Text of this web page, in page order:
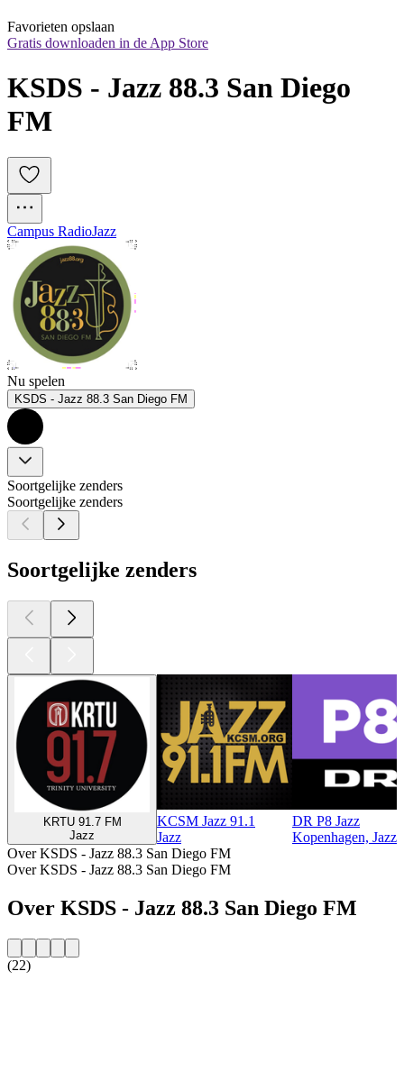
Favorieten opslaan
Gratis downloaden in de App Store
KSDS - Jazz 88.3 San Diego
FM
Campus RadioJazz
Nu spelen
KSDS - Jazz 88.3 San Diego FM
Soortgelijke zenders
Soortgelijke zenders
Soortgelijke zenders
KRTU 91.7 FM
Jazz
KCSM Jazz 91.1
Jazz
DR P8 Jazz
Kopenhagen, Jazz
Over KSDS - Jazz 88.3 San Diego FM
Over KSDS - Jazz 88.3 San Diego FM
Over KSDS - Jazz 88.3 San Diego FM
(22)